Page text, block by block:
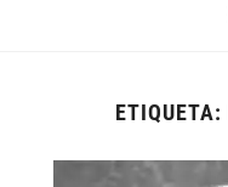
ETIQUETA: